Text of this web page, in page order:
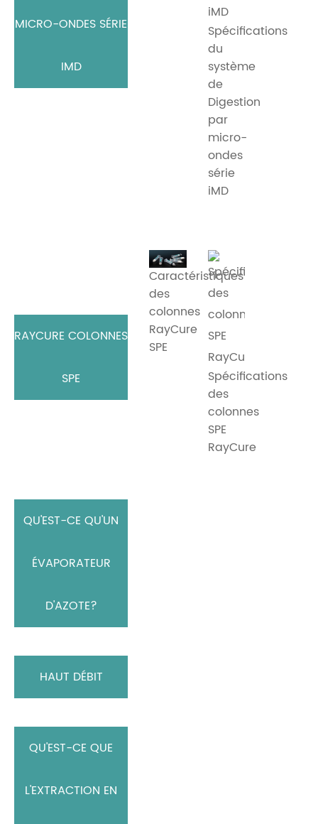
MICRO-ONDES SÉRIE
IMD
Spécifications
du
système
de
Digestion
par
micro-
ondes
série
iMD
RAYCURE COLONNES
SPE
Caractéristiques
des
colonnes
RayCure
SPE
Spécifications
des
colonnes
SPE
RayCure
QU'EST-CE QU'UN
ÉVAPORATEUR
D'AZOTE?
HAUT DÉBIT
QU'EST-CE QUE
L'EXTRACTION EN